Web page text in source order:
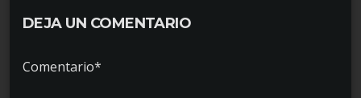
DEJA UN COMENTARIO
Comentario*